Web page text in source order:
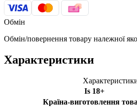
Обмін
Обмін/повернення товару належної
Характеристики
Is 18+
Країна-виготовлення